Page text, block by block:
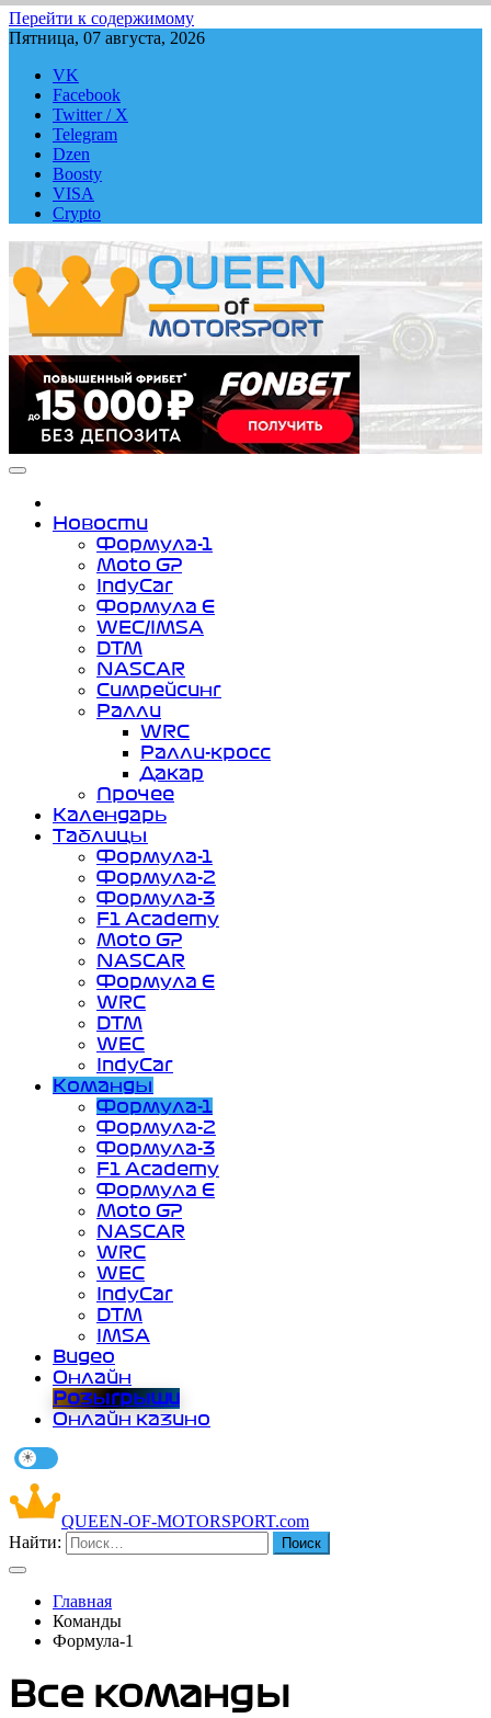
Перейти к содержимому
Пятница, 07 августа, 2026
VK
Facebook
Twitter / X
Telegram
Dzen
Boosty
VISA
Crypto
QUEEN-OF-MOTORSPORT.COM
Аналитика, статистика, трансляции Формулы-1 (Ф2/Ф3/F1
Academy), Формулы Е, Moto GP, DTM, IndyCar, NASCAR,
WRC (Dakar, WRX), WEC, IMSA и других гоночных серий
Новости
Формула-1
Moto GP
IndyCar
Формула Е
WEC/IMSA
DTM
NASCAR
Симрейсинг
Ралли
WRC
Ралли-кросс
Дакар
Прочее
Календарь
Таблицы
Формула-1
Формула-2
Формула-3
F1 Academy
Moto GP
NASCAR
Формула Е
WRC
DTM
WEC
IndyCar
Команды
Формула-1
Формула-2
Формула-3
F1 Academy
Формула Е
Moto GP
NASCAR
WRC
WEC
IndyCar
DTM
IMSA
Видео
Онлайн
Розыгрыши
Онлайн казино
QUEEN-OF-MOTORSPORT.com
Найти:
Главная
Команды
Формула-1
Все команды